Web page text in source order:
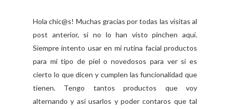
Hola chic@s! Muchas gracias por todas las visitas al
post anterior, si no lo han visto pinchen aquí.
Siempre intento usar en mi rutina facial productos
para mi tipo de piel o novedosos para ver si es
cierto lo que dicen y cumplen las funcionalidad que
tienen. Tengo tantos productos que voy
alternando y así usarlos y poder contaros que tal